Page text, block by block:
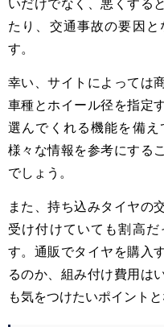
いだけでなく、悪くする
たり、交通事故の要因
す。
幸い、サイトによっては
車種とホイール径を指定
選んでくれる機能を備え
様々な情報を参考にする
でしょう。
また、持ち込みタイヤの
受け付けていても割高
す。通販でタイヤを購入
るのか、組み付け費用は
も気をつけたいポイントと